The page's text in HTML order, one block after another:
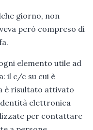
giorno, non
però compreso di
elemento utile ad
il c/c su cui è
è risultato attivato
elettronica
per contattare